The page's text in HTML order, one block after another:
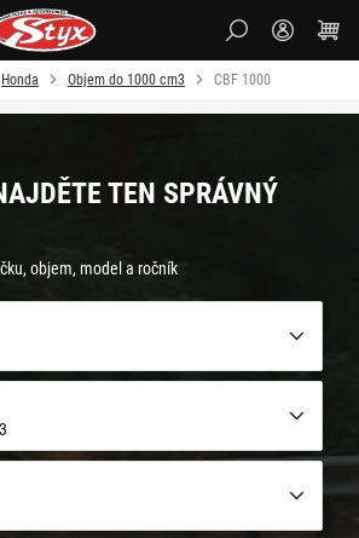
Honda Objem do 1000 cm3 CBF 1000
TEN SPRÁVNÝ
objem, model a ročník